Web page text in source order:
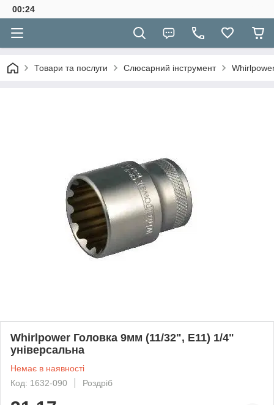
00:24
Товари та послуги Слюсарний інструмент
Whirlpower Головка 9мм (11/32", Е11) 1/4"
універсальна
Немає в наявності
Код: 1632-090
Роздріб